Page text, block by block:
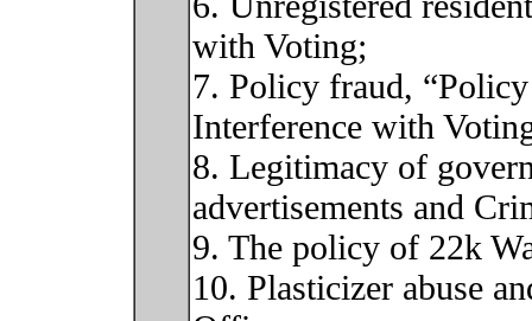
with Voting;
7. Policy fraud,
Interference with
8. Legitimacy of
advertisements and
9. The policy of 22k
10. Plasticizer abuse